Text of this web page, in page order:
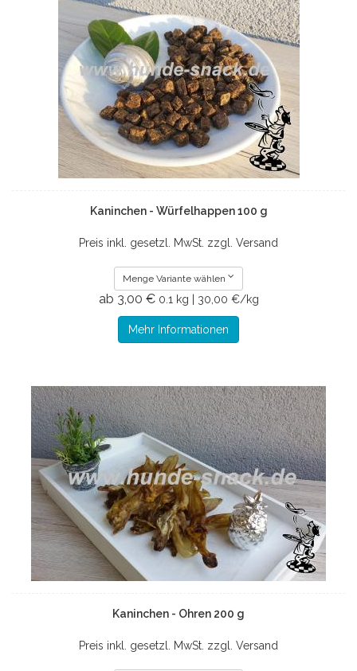
Kaninchen - Würfelhappen 100 g
Preis inkl. gesetzl. MwSt. zzgl. Versand
Menge Variante wählen
ab 3,00 € 0.1 kg | 30,00 €/kg
Mehr Informationen
Kaninchen - Ohren 200 g
Preis inkl. gesetzl. MwSt. zzgl. Versand